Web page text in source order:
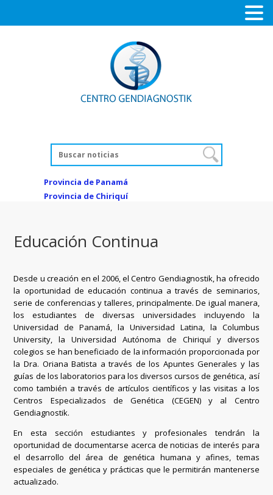
Provincia de Panamá
Provincia de Chiriquí
Educación Continua
Desde u creación en el 2006, el Centro Gendiagnostik, ha ofrecido
la oportunidad de educación continua a través de seminarios,
serie de conferencias y talleres, principalmente. De igual manera,
los estudiantes de diversas universidades incluyendo la
Universidad de Panamá, la Universidad Latina, la Columbus
University, la Universidad Autónoma de Chiriquí y diversos
colegios se han beneficiado de la información proporcionada por
la Dra. Oriana Batista a través de los Apuntes Generales y las
guías de los laboratorios para los diversos cursos de genética, así
como también a través de artículos científicos y las visitas a los
Centros Especializados de Genética (CEGEN) y al Centro
Gendiagnostik.
En esta sección estudiantes y profesionales tendrán la
oportunidad de documentarse acerca de noticias de interés para
el desarrollo del área de genética humana y afines, temas
especiales de genética y prácticas que le permitirán mantenerse
actualizado.